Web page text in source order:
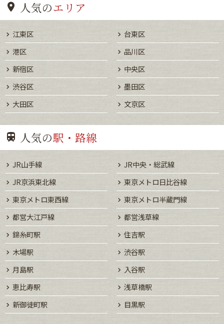
人気のエリア
江東区
台東区
港区
品川区
新宿区
中央区
渋谷区
墨田区
大田区
文京区
人気の駅・路線
JR山手線
JR中央・総武線
JR京浜東北線
東京メトロ日比谷線
東京メトロ東西線
東京メトロ半蔵門線
都営大江戸線
都営浅草線
錦糸町駅
住吉駅
木場駅
渋谷駅
月島駅
入谷駅
恵比寿駅
浅草橋駅
新御徒町駅
目黒駅